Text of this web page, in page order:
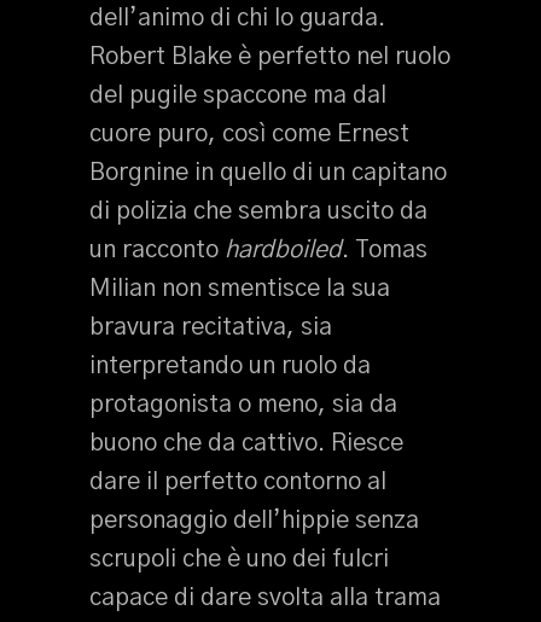
dell’animo di chi lo guarda.
Robert Blake è perfetto nel ruolo
del pugile spaccone ma dal
cuore puro, così come Ernest
Borgnine in quello di un capitano
di polizia che sembra uscito da
un racconto hardboiled. Tomas
Milian non smentisce la sua
bravura recitativa, sia
interpretando un ruolo da
protagonista o meno, sia da
buono che da cattivo. Riesce
dare il perfetto contorno al
personaggio dell’hippie senza
scrupoli che è uno dei fulcri
capace di dare svolta alla trama